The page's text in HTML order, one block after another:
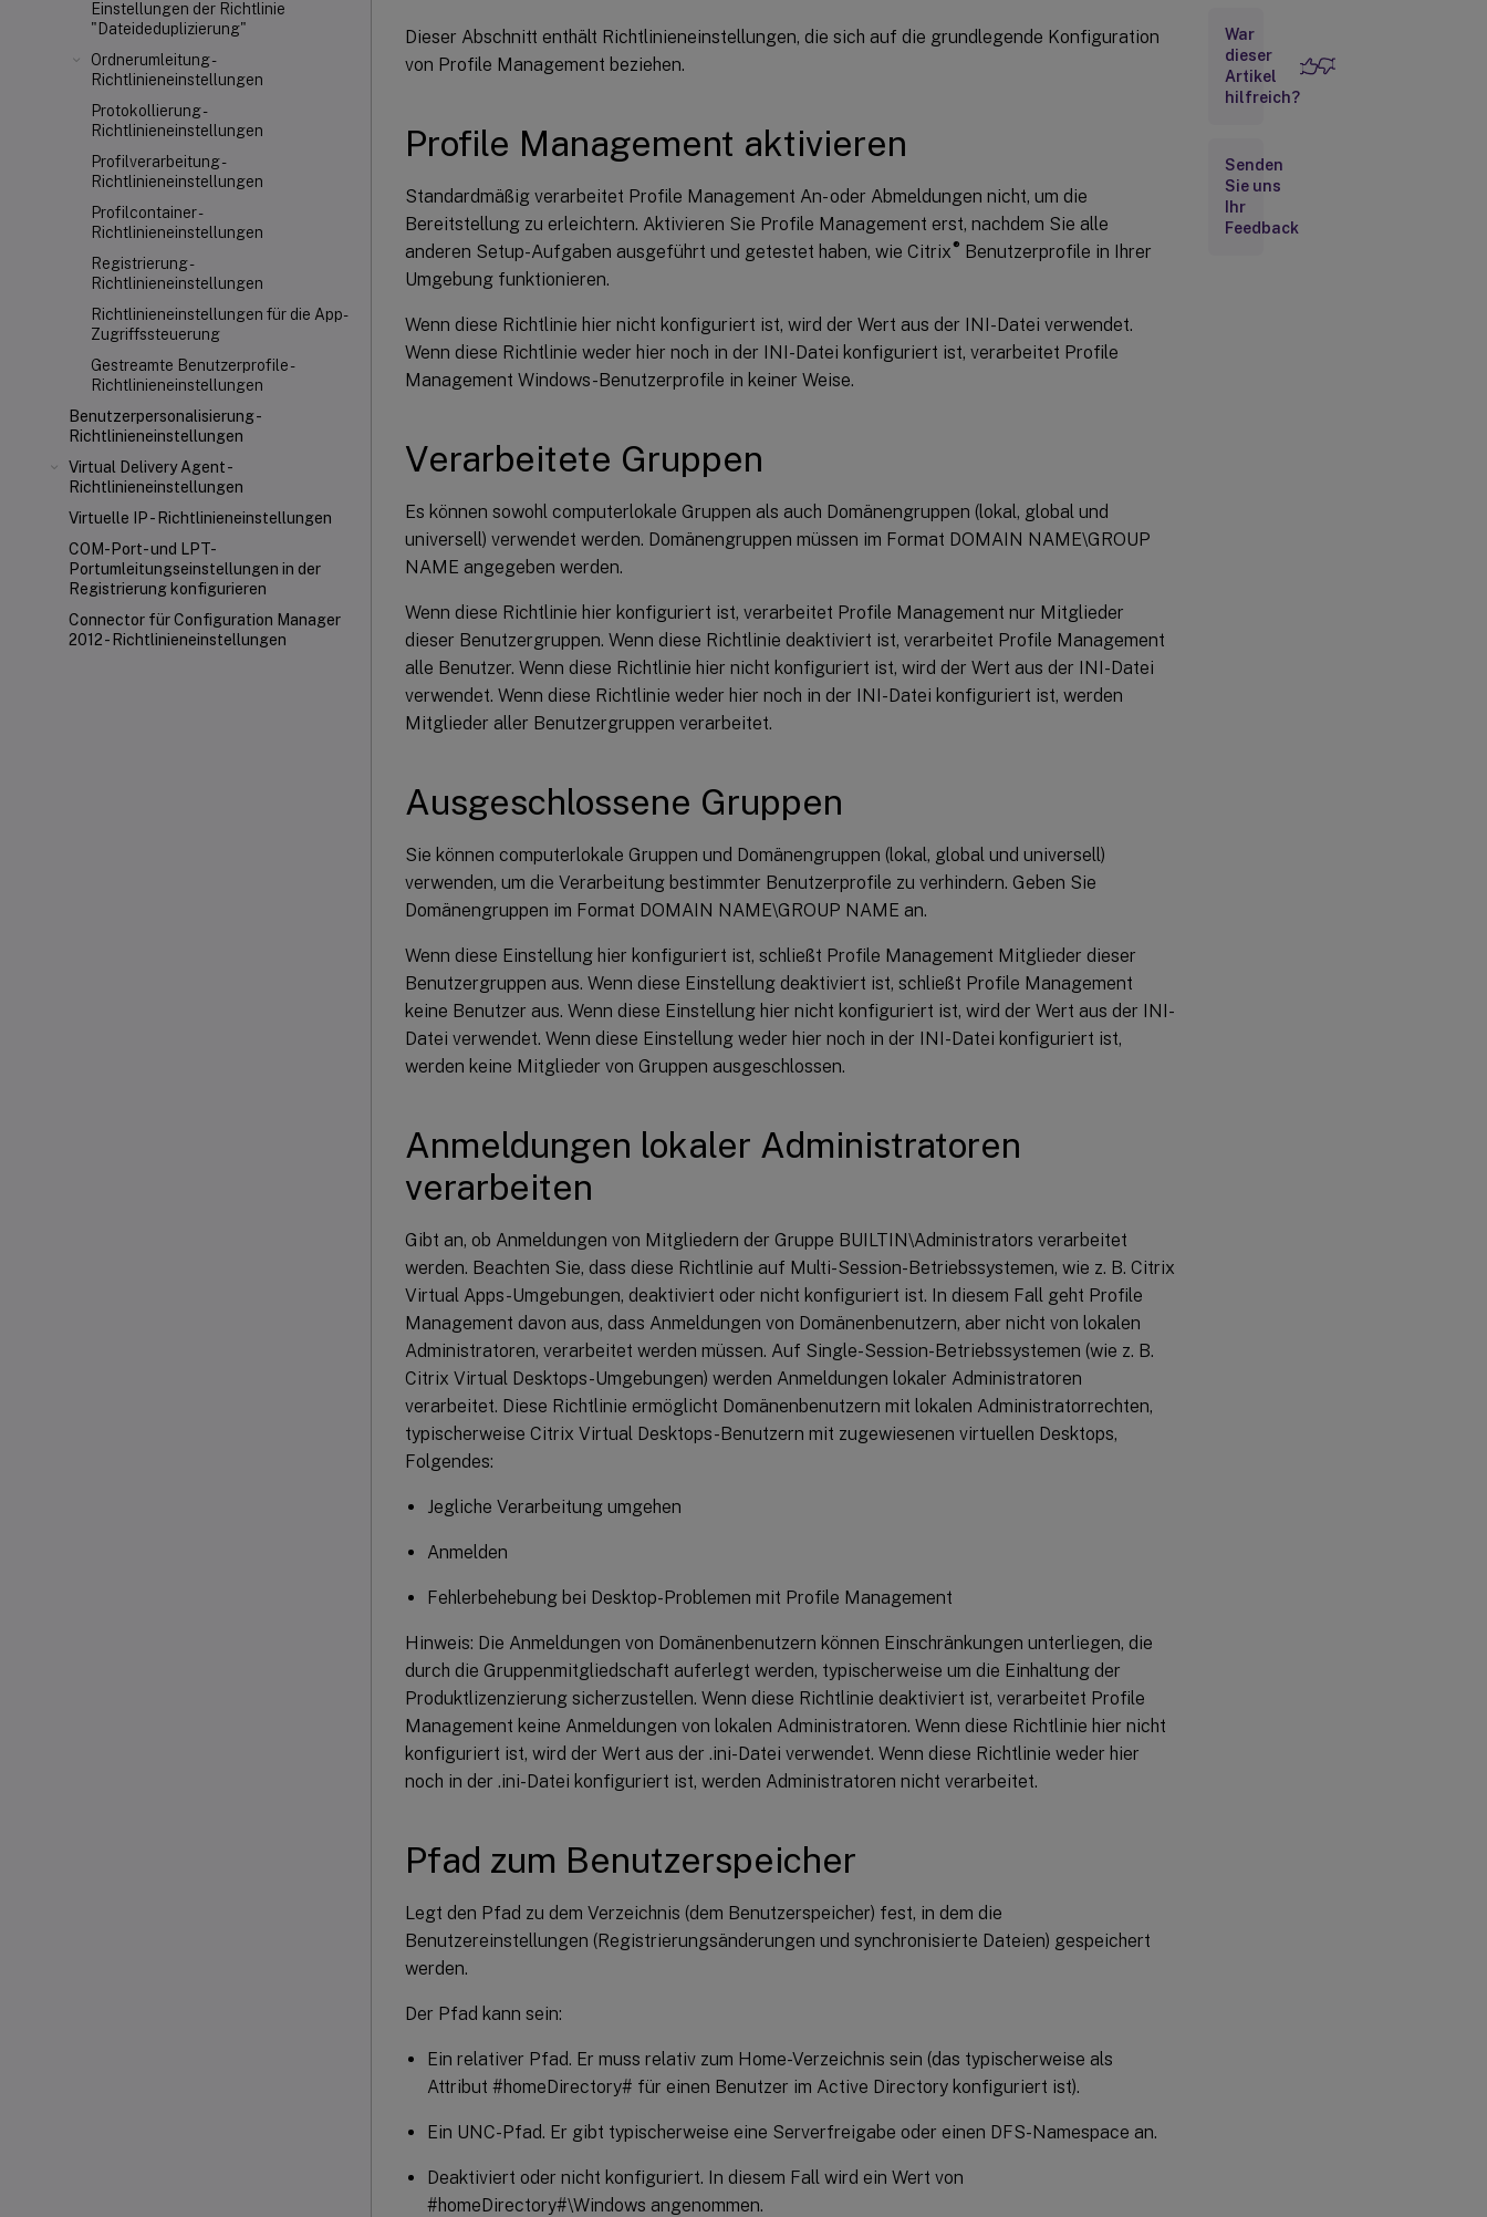
Einstellungen der Richtlinie
"Dateideduplizierung"
Ordnerumleitung -
Richtlinieneinstellungen
Protokollierung -
Richtlinieneinstellungen
Profilverarbeitung -
Richtlinieneinstellungen
Profilcontainer -
Richtlinieneinstellungen
Registrierung -
Richtlinieneinstellungen
Richtlinieneinstellungen für die App-
Zugriffssteuerung
Gestreamte Benutzerprofile -
Richtlinieneinstellungen
Benutzerpersonalisierung -
Richtlinieneinstellungen
Virtual Delivery Agent -
Richtlinieneinstellungen
Virtuelle IP - Richtlinieneinstellungen
COM-Port- und LPT-
Portumleitungseinstellungen in der
Registrierung konfigurieren
Connector für Configuration Manager
2012 - Richtlinieneinstellungen
Dieser Abschnitt enthält Richtlinieneinstellungen, die sich auf die grundlegende Konfiguration
von Profile Management beziehen.
Profile Management aktivieren
Standardmäßig verarbeitet Profile Management An- oder Abmeldungen nicht, um die
Bereitstellung zu erleichtern. Aktivieren Sie Profile Management erst, nachdem Sie alle
anderen Setup-Aufgaben ausgeführt und getestet haben, wie Citrix® Benutzerprofile in Ihrer
Umgebung funktionieren.
Wenn diese Richtlinie hier nicht konfiguriert ist, wird der Wert aus der INI-Datei verwendet.
Wenn diese Richtlinie weder hier noch in der INI-Datei konfiguriert ist, verarbeitet Profile
Management Windows-Benutzerprofile in keiner Weise.
Verarbeitete Gruppen
Es können sowohl computerlokale Gruppen als auch Domänengruppen (lokal, global und
universell) verwendet werden. Domänengruppen müssen im Format DOMAIN NAME\GROUP
NAME angegeben werden.
Wenn diese Richtlinie hier konfiguriert ist, verarbeitet Profile Management nur Mitglieder
dieser Benutzergruppen. Wenn diese Richtlinie deaktiviert ist, verarbeitet Profile Management
alle Benutzer. Wenn diese Richtlinie hier nicht konfiguriert ist, wird der Wert aus der INI-Datei
verwendet. Wenn diese Richtlinie weder hier noch in der INI-Datei konfiguriert ist, werden
Mitglieder aller Benutzergruppen verarbeitet.
Ausgeschlossene Gruppen
Sie können computerlokale Gruppen und Domänengruppen (lokal, global und universell)
verwenden, um die Verarbeitung bestimmter Benutzerprofile zu verhindern. Geben Sie
Domänengruppen im Format DOMAIN NAME\GROUP NAME an.
Wenn diese Einstellung hier konfiguriert ist, schließt Profile Management Mitglieder dieser
Benutzergruppen aus. Wenn diese Einstellung deaktiviert ist, schließt Profile Management
keine Benutzer aus. Wenn diese Einstellung hier nicht konfiguriert ist, wird der Wert aus der INI-
Datei verwendet. Wenn diese Einstellung weder hier noch in der INI-Datei konfiguriert ist,
werden keine Mitglieder von Gruppen ausgeschlossen.
Anmeldungen lokaler Administratoren
verarbeiten
Gibt an, ob Anmeldungen von Mitgliedern der Gruppe BUILTIN\Administrators verarbeitet
werden. Beachten Sie, dass diese Richtlinie auf Multi-Session-Betriebssystemen, wie z. B. Citrix
Virtual Apps-Umgebungen, deaktiviert oder nicht konfiguriert ist. In diesem Fall geht Profile
Management davon aus, dass Anmeldungen von Domänenbenutzern, aber nicht von lokalen
Administratoren, verarbeitet werden müssen. Auf Single-Session-Betriebssystemen (wie z. B.
Citrix Virtual Desktops-Umgebungen) werden Anmeldungen lokaler Administratoren
verarbeitet. Diese Richtlinie ermöglicht Domänenbenutzern mit lokalen Administratorrechten,
typischerweise Citrix Virtual Desktops-Benutzern mit zugewiesenen virtuellen Desktops,
Folgendes:
Jegliche Verarbeitung umgehen
Anmelden
Fehlerbehebung bei Desktop-Problemen mit Profile Management
Hinweis: Die Anmeldungen von Domänenbenutzern können Einschränkungen unterliegen, die
durch die Gruppenmitgliedschaft auferlegt werden, typischerweise um die Einhaltung der
Produktlizenzierung sicherzustellen. Wenn diese Richtlinie deaktiviert ist, verarbeitet Profile
Management keine Anmeldungen von lokalen Administratoren. Wenn diese Richtlinie hier nicht
konfiguriert ist, wird der Wert aus der .ini-Datei verwendet. Wenn diese Richtlinie weder hier
noch in der .ini-Datei konfiguriert ist, werden Administratoren nicht verarbeitet.
Pfad zum Benutzerspeicher
Legt den Pfad zu dem Verzeichnis (dem Benutzerspeicher) fest, in dem die
Benutzereinstellungen (Registrierungsänderungen und synchronisierte Dateien) gespeichert
werden.
Der Pfad kann sein:
Ein relativer Pfad. Er muss relativ zum Home-Verzeichnis sein (das typischerweise als
Attribut #homeDirectory# für einen Benutzer im Active Directory konfiguriert ist).
Ein UNC-Pfad. Er gibt typischerweise eine Serverfreigabe oder einen DFS-Namespace an.
Deaktiviert oder nicht konfiguriert. In diesem Fall wird ein Wert von
#homeDirectory#\Windows angenommen.
lokaler
Administratoren
verarbeiten
Benutzerspeicher
migrieren
War
dieser
Artikel
hilfreich?
Senden
Sie uns
Ihr
Feedback